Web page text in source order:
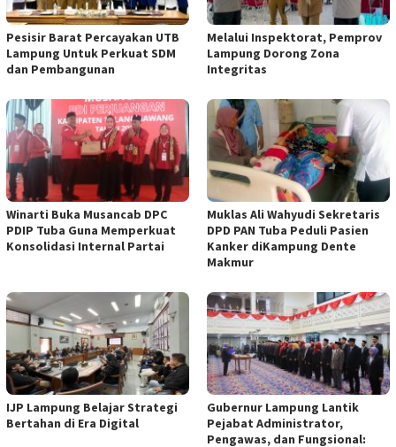
Pesisir Barat Percayakan UTB
Lampung Untuk Perkuat SDM
dan Pembangunan
Melalui Inspektorat, Pemprov
Lampung Dorong Zona
Integritas
Winarti Buka Musancab DPC
PDIP Tuba Guna Memperkuat
Konsolidasi Internal Partai
Muklas Ali Wahyudi Sekretaris
DPD PAN Tuba Peduli Pasien
Kanker diKampung Dente
Makmur
IJP Lampung Belajar Strategi
Bertahan di Era Digital
Gubernur Lampung Lantik
Pejabat Administrator,
Pengawas, dan Fungsional: